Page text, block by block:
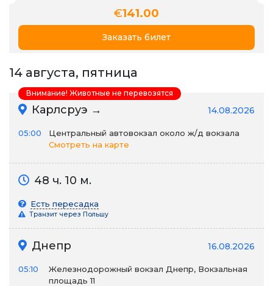
€141.00
Заказать билет
14 августа, пятница
Карлсруэ → 14.08.2026
05:00
Центральный автовокзал около ж/д вокзала
Смотреть на карте
48 ч. 10 м.
Есть пересадка
Транзит через Польшу
Днепр 16.08.2026
05:10
Железнодорожный вокзал Днепр, Вокзальная
площадь 11
Внимание! Животные не перевозятся